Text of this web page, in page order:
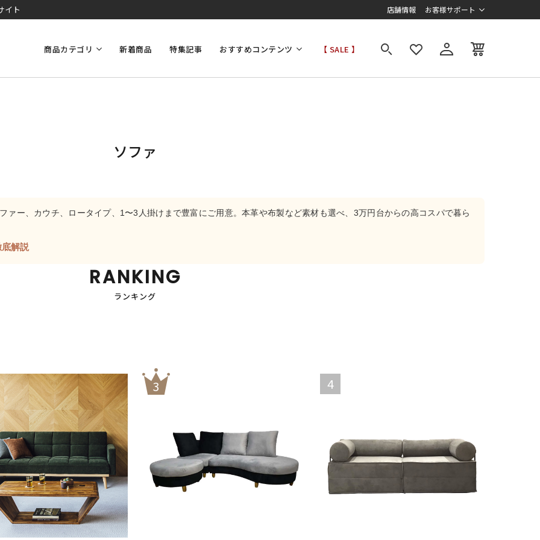
イト 店舗情報 お客様サポート
商品カテゴリ 新着商品 特集記事 おすすめコンテンツ 【 SALE 】
ソファ
ァー、カウチ、ロータイプ、1〜3人掛けまで豊富にご用意。本革や布製など素材も選べ、3万円台からの高コスパで暮ら
解説
RANKING
ランキング